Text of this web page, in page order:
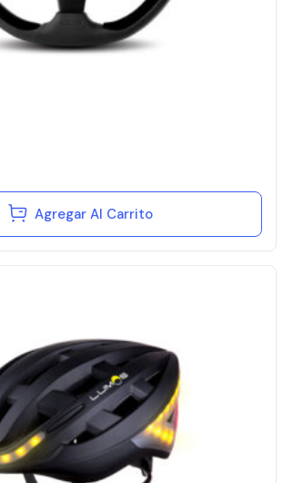
Agregar Al Carrito